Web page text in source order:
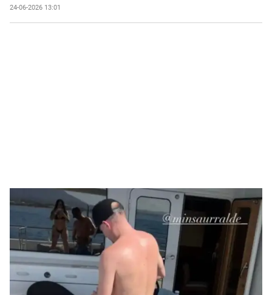
24-06-2026 13:01